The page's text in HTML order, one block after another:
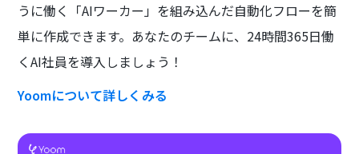
うに働く「AIワーカー」を組み込んだ自動化フローを簡
単に作成できます。あなたのチームに、24時間365日働
くAI社員を導入しましょう！
Yoomについて詳しくみる